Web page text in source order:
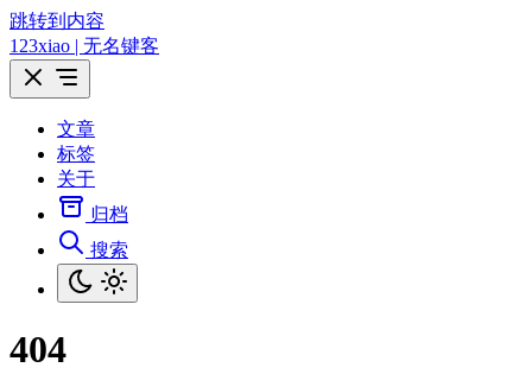
跳转到内容
123xiao | 无名键客
文章
标签
关于
归档
搜索
404